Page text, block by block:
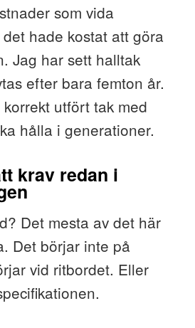
som vida
hade kostat att göra
Jag har sett halltak
efter bara femton år.
utfört tak med
hålla i generationer.
krav redan i
Det mesta av det här
Det börjar inte på
vid ritbordet. Eller